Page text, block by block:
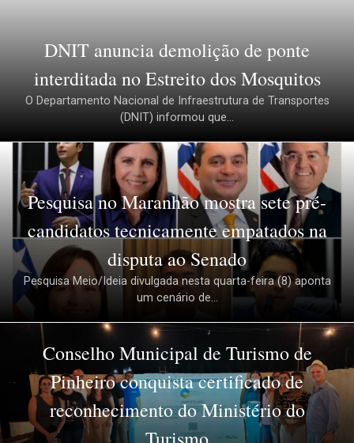
DNIT anuncia demolição de ponte
interditada no Estreito dos Mosquitos
O Departamento Nacional de Infraestrutura de Transportes
(DNIT) informou que...
Pesquisa no Maranhão mostra sete pré-
candidatos tecnicamente empatados na
disputa ao Senado
Pesquisa Meio/Ideia divulgada nesta quarta-feira (8) aponta
um cenário de...
Conselho Municipal de Turismo de
Pinheiro conquista certificado de
reconhecimento do Ministério do